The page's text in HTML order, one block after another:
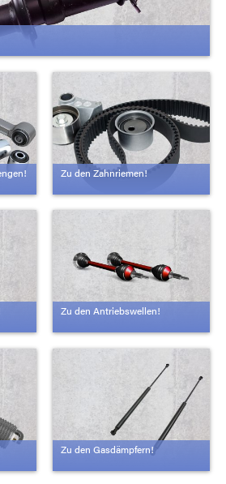
Zu den Zahnriemen!
Zu den Antriebswellen!
Zu den Gasdämpfern!